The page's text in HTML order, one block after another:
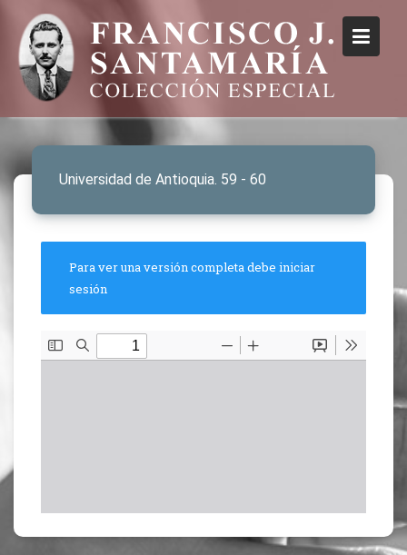
Universidad de Antioquia. 59 - 60
Para ver una versión completa debe iniciar
sesión